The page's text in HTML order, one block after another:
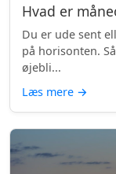
Hvad er
Du er ude sent
på horisonten.
øjebli...
Læs mere →